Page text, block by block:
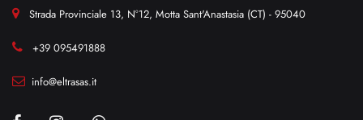
Strada Provinciale 13, N°12, Motta Sant'Anastasia (CT) - 95040
+39 095491888
info@eltrasas.it